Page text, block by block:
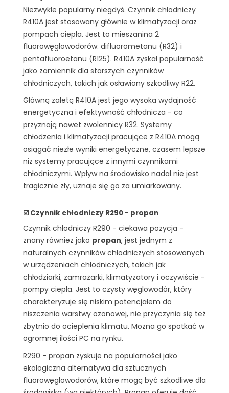
Niezwykle popularny niegdyś. Czynnik chłodniczy
R410A jest stosowany głównie w klimatyzacji oraz
pompach ciepła. Jest to mieszanina 2
fluorowęglowodorów: difluorometanu (R32) i
pentafluoroetanu (R125). R410A zyskał popularność
jako zamiennik dla starszych czynników
chłodniczych, takich jak osławiony szkodliwy R22.
Główną zaletą R410A jest jego wysoka wydajność
energetyczna i efektywność chłodnicza - co
przyznają nawet zwolennicy R32. Systemy
chłodzenia i klimatyzacji pracujące z R410A mogą
osiągać niezłe wyniki energetyczne, czasem lepsze
niż systemy pracujące z innymi czynnikami
chłodniczymi. Wpływ na środowisko nadal nie jest
tragicznie zły, uznaje się go za umiarkowany.
☑️ Czynnik chłodniczy R290 - propan
Czynnik chłodniczy R290 - ciekawa pozycja -
znany również jako propan, jest jednym z
naturalnych czynników chłodniczych stosowanych
w urządzeniach chłodniczych, takich jak
chłodziarki, zamrażarki, klimatyzatory i oczywiście -
pompy ciepła. Jest to czysty węglowodór, który
charakteryzuje się niskim potencjałem do
niszczenia warstwy ozonowej, nie przyczynia się też
zbytnio do ocieplenia klimatu. Można go spotkać w
ogromnej ilości PC na rynku.
R290 - propan zyskuje na popularności jako
ekologiczna alternatywa dla sztucznych
fluorowęglowodorów, które mogą być szkodliwe dla